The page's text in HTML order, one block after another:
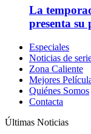
La
presenta
Especiales
Noticias de
Zona Caliente
Mejores
Quiénes Somos
Contacta
Últimas Noticias